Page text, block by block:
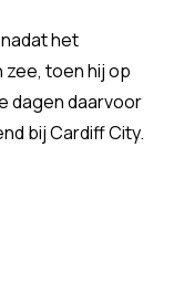
het
toen hij op
dagen daarvoor
bij Cardiff City.